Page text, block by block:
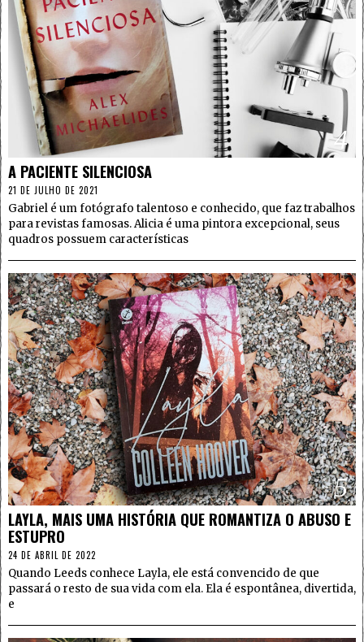
4
A PACIENTE SILENCIOSA
21 DE JULHO DE 2021
Gabriel é um fotógrafo talentoso e conhecido, que faz trabalhos
para revistas famosas. Alicia é uma pintora excepcional, seus
quadros possuem características
5
LAYLA, MAIS UMA HISTÓRIA QUE ROMANTIZA O ABUSO E
ESTUPRO
24 DE ABRIL DE 2022
Quando Leeds conhece Layla, ele está convencido de que
passará o resto de sua vida com ela. Ela é espontânea, divertida,
e